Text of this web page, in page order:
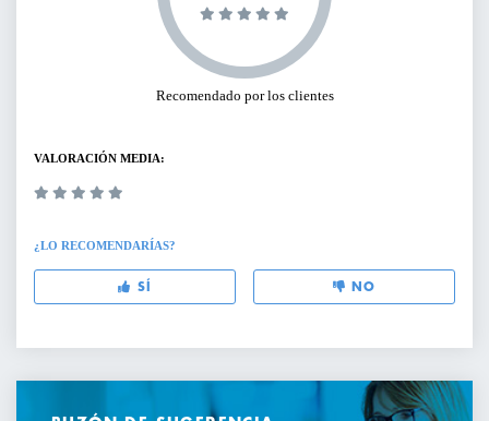
Recomendado por los clientes
VALORACIÓN MEDIA:
¿LO RECOMENDARÍAS?
SÍ NO